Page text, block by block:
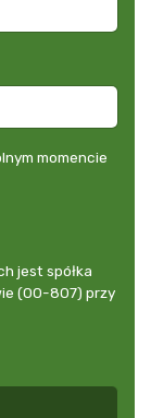
momencie
jest spółka
(00-807) przy